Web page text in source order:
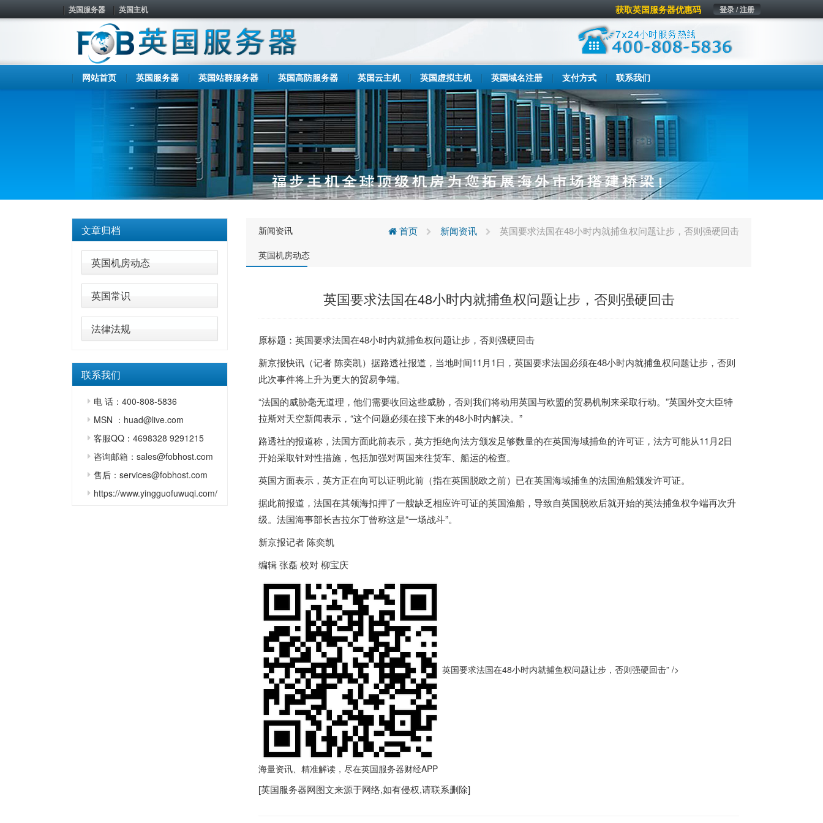
英国服务器 英国主机 登录 / 注册
获取英国服务器优惠码
网站首页 英国服务器 英国站群服务器 英国高防服务器 英国云主机 英国虚拟主机 英国域名注册 支付方式 联系我们
文章归档
英国机房动态
英国常识
法律法规
联系我们
电 话：400-808-5836
MSN ：huad@live.com
客服QQ：4698328 9291215
咨询邮箱：sales@fobhost.com
售后：services@fobhost.com
https://www.yingguofuwuqi.com/
新闻资讯
英国机房动态
首页 新闻资讯 英国要求法国在48小时内就捕鱼权问题让步，否则强硬回击
英国要求法国在48小时内就捕鱼权问题让步，否则强硬回击
原标题： 英国要求法国在48小时内就捕鱼权问题让步，否则强硬回击
新京报快讯（记者 陈奕凯）据路透社报道，当地时间11月1日， 英国要求法国必须在48小时内就捕鱼权问题让步，否则
此次事件将上升为更大的贸易争端。
“法国的威胁毫无道理，他们需要收回这些威胁，否则我们将动用英国与欧盟的贸易机制来采取行动。”英国外交大臣特
拉斯对天空新闻表示，“这个问题必须在接下来的48小时内解决。”
路透社的报道称，法国方面此前表示，英方拒绝向法方颁发足够数量的在英国海域捕鱼的许可证，法方可能从11月2日
开始采取针对性措施，包括加强对两国来往货车、船运的检查。
英国方面表示，英方正在向可以证明此前（指在英国脱欧之前）已在英国海域捕鱼的法国渔船颁发许可证。
据此前报道，法国在其领海扣押了一艘缺乏相应许可证的英国渔船，导致自英国脱欧后就开始的英法捕鱼权争端再次升
级。法国海事部长吉拉尔丁曾称这是“一场战斗”。
新京报记者 陈奕凯
编辑 张磊 校对 柳宝庆
英国要求法国在48小时内就捕鱼权问题让步，否则强硬回击” />
海量资讯、精准解读，尽在英国服务器财经APP
[英国服务器网图文来源于网络,如有侵权,请联系删除]